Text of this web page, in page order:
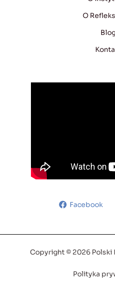
O
Facebook
Copyright © 2026
Polityka